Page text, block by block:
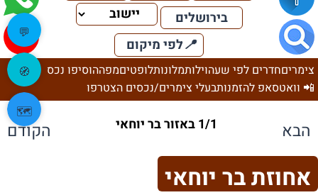
בירושלים
📍לפי מיקום
צימריםחדרים לפי שעהוילותמלונותלופטיםמפההוסיפו נכס
📲 וואטסאפ להזמנותבעלי צימרים/נכסים הצטרפו
הבא 1/1 באזור בר יוחאי הקודם
אחוזת בר יוחאי
💬
🧭
🗺️